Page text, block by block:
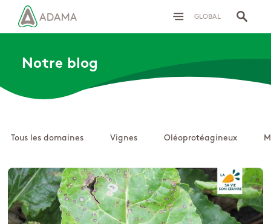
GLOBAL
Notre blog
Tous les domaines Vignes Oléoprotéagineux